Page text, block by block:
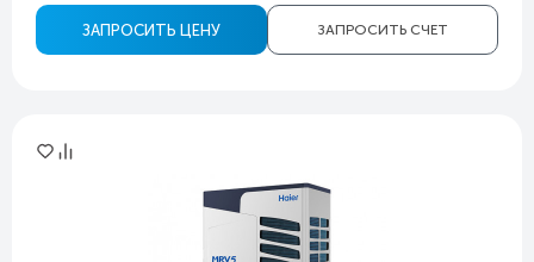
ЗАПРОСИТЬ СЧЕТ
ЗАПРОСИТЬ ЦЕНУ